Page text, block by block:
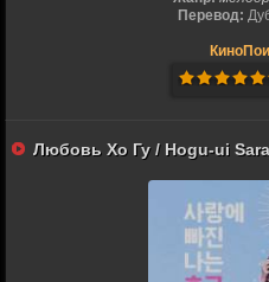
Перевод:
Любовь Хо Гу / Hogu-ui